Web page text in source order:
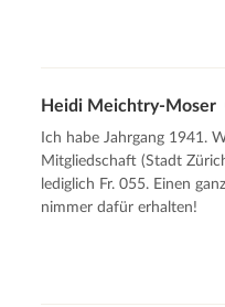
Heidi Meichtry-Moser
Ich habe Jahrgang 1941.
Mitgliedschaft (Stadt
lediglich Fr. 055. Einen
nimmer dafür erhalten!